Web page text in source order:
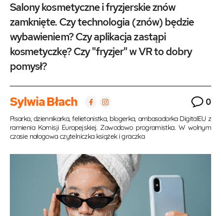
Salony kosmetyczne i fryzjerskie znów
zamknięte. Czy technologia (znów) będzie
wybawieniem? Czy aplikacja zastąpi
kosmetyczkę? Czy "fryzjer" w VR to dobry
pomysł?
Sylwia Błach 0
Pisarka, dziennikarka, felietonistka, blogerka, ambasadorka DigitalEU z
ramienia Komisji Europejskiej. Zawodowo programistka. W wolnym
czasie nałogowa czytelniczka książek i graczka